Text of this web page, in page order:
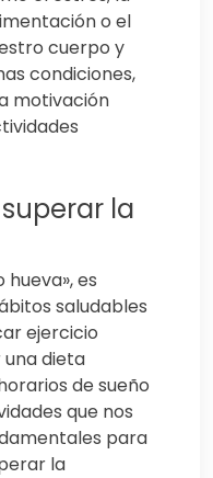
o el
cuerpo y
condiciones,
motivación
la
es
saludables
ejercicio
dieta
de sueño
que nos
para
la